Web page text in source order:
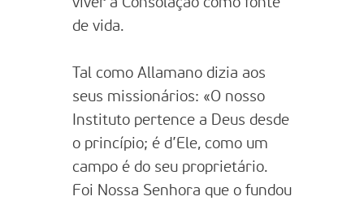
de vida.
Tal como Allamano dizia aos
seus missionários: «O nosso
Instituto pertence a Deus desde
o princípio; é d’Ele, como um
campo é do seu proprietário.
Foi Nossa Senhora que o fundou